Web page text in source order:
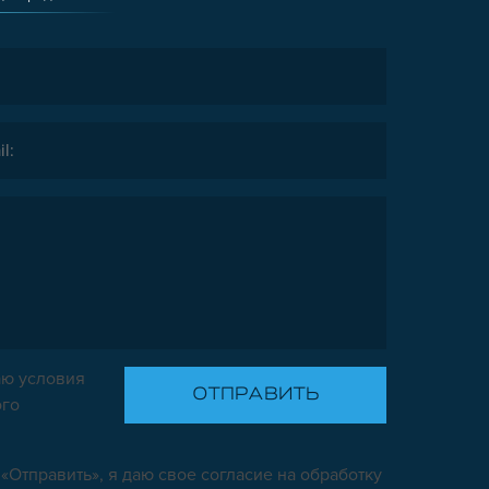
условия
я даю свое согласие на обработку